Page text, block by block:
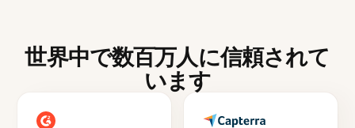
世界中で数百万人に信頼されて
います